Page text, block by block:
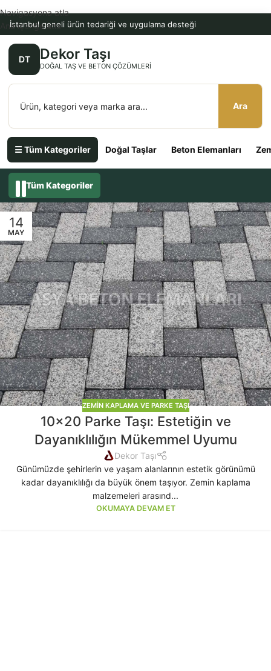
İstanbul geneli ürün tedariği ve uygulama desteği
DT Dekor Taşı
DOĞAL TAŞ VE BETON ÇÖZÜMLERI
Ara
☰ Tüm Kategoriler Doğal Taşlar Beton Elemanları
Navigasyona atla
Ana içeriğe atla
Tüm Kategoriler
14
MAY
ZEMIN KAPLAMA VE PARKE TAŞI
10×20 Parke Taşı: Estetiğin ve
Dayanıklılığın Mükemmel Uyumu
Dekor Taşı
Günümüzde şehirlerin ve yaşam alanlarının estetik görünümü
kadar dayanıklılığı da büyük önem taşıyor. Zemin kaplama
malzemeleri arasınd...
OKUMAYA DEVAM ET